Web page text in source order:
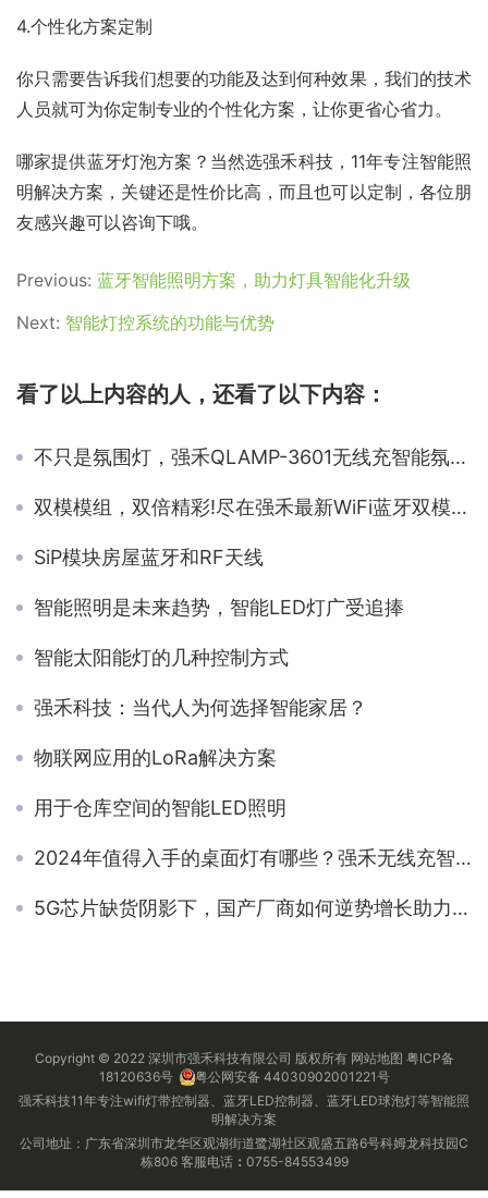
4.个性化方案定制
你只需要告诉我们想要的功能及达到何种效果，我们的技术
人员就可为你定制专业的个性化方案，让你更省心省力。
哪家提供蓝牙灯泡方案？当然选强禾科技，11年专注智能照
明解决方案，关键还是性价比高，而且也可以定制，各位朋
友感兴趣可以咨询下哦。
Previous: 蓝牙智能照明方案，助力灯具智能化升级
Next: 智能灯控系统的功能与优势
看了以上内容的人，还看了以下内容：
不只是氛围灯，强禾QLAMP-3601无线充智能氛围灯上手体验
双模模组，双倍精彩!尽在强禾最新WiFi蓝牙双模模组
SiP模块房屋蓝牙和RF天线
智能照明是未来趋势，智能LED灯广受追捧
智能太阳能灯的几种控制方式
强禾科技：当代人为何选择智能家居？
物联网应用的LoRa解决方案
用于仓库空间的智能LED照明
2024年值得入手的桌面灯有哪些？强禾无线充智能氛围灯自用评测
5G芯片缺货阴影下，国产厂商如何逆势增长助力5G应用落地
Copyright © 2022 深圳市强禾科技有限公司 版权所有 网站地图 粤ICP备
18120636号
粤公网安备 44030902001221号
强禾科技11年专注wifi灯带控制器、蓝牙LED控制器、蓝牙LED球泡灯等智能照
明解决方案
公司地址：广东省深圳市龙华区观湖街道鹭湖社区观盛五路6号科姆龙科技园C
栋806 客服电话： 0755-84553499